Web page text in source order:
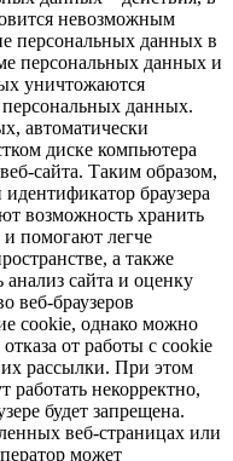
невозможным
персональных данных в
персональных данных и
уничтожаются
данных.
автоматически
диске компьютера
сайта. Таким образом,
браузера
возможность хранить
помогают легче
а также
анализ сайта и оценку
веб-браузеров
cookie, однако можно
от работы с cookie
рассылки. При этом
работать некорректно,
будет запрещена.
веб-страницах или
может